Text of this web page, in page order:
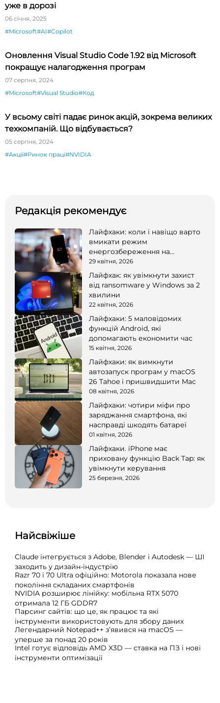
уже в дорозі
06 січня, 2025
#Microsoft#AI#Copilot
Оновлення Visual Studio Code 1.92 від Microsoft
покращує налагодження програм
07 серпня, 2024
#Microsoft#Visual Studio#Код
У всьому світі падає ринок акцій, зокрема великих
техкомпаній. Що відбувається?
05 серпня, 2024
#Акції#Ринок праці#NVIDIA
Редакція рекомендує
Лайфхаки: коли і навіщо варто
вмикати режим
енергозбереження на
смартфоні
29 квітня, 2026
Лайфхак: як увімкнути захист
від ransomware у Windows за 2
хвилини
22 квітня, 2026
Лайфхаки: 5 маловідомих
функцій Android, які
допомагають економити час
15 квітня, 2026
Лайфхаки: як вимкнути
автозапуск програм у macOS
26 Tahoe і пришвидшити Mac
08 квітня, 2026
Лайфхаки: чотири міфи про
заряджання смартфона, які
насправді шкодять батареї
01 квітня, 2026
Лайфхаки. iPhone має
приховану функцію Back Tap: як
увімкнути керування
25 березня, 2026
Найсвіжіше
Claude інтегрується з Adobe, Blender і Autodesk — ШІ
заходить у дизайн-індустрію
Razr 70 і 70 Ultra офіційно: Motorola показала нове
покоління складаних смартфонів
NVIDIA розширює лінійку: мобільна RTX 5070
отримала 12 ГБ GDDR7
Парсинг сайтів: що це, як працює та які
інструменти використовують для збору даних
Легендарний Notepad++ з’явився на macOS —
уперше за понад 20 років
Intel готує відповідь AMD X3D — ставка на ПЗ і нові
інструменти оптимізації